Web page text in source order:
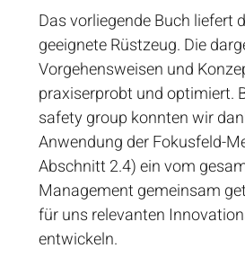
Das vorliegende Buch liefert
geeignete Rüstzeug. Die
Vorgehensweisen und
praxiserprobt und optimiert.
safety group konnten wir
Anwendung der Fokusfeld-
Abschnitt 2.4) ein vom
Management gemeinsam
für uns relevanten
entwickeln.